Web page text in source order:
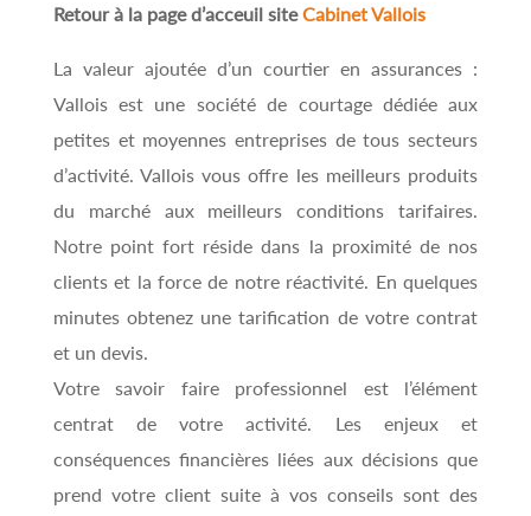
Retour à la page d’acceuil siteCabinet Vallois
La valeur ajoutée d’un courtier en assurances :
Vallois est une société de courtage dédiée aux
petites et moyennes entreprises de tous secteurs
d’activité. Vallois vous offre les meilleurs produits
du marché aux meilleurs conditions tarifaires.
Notre point fort réside dans la proximité de nos
clients et la force de notre réactivité. En quelques
minutes obtenez une tarification de votre contrat
et un devis.
Votre savoir faire professionnel est l’élément
centrat de votre activité. Les enjeux et
conséquences financières liées aux décisions que
prend votre client suite à vos conseils sont des